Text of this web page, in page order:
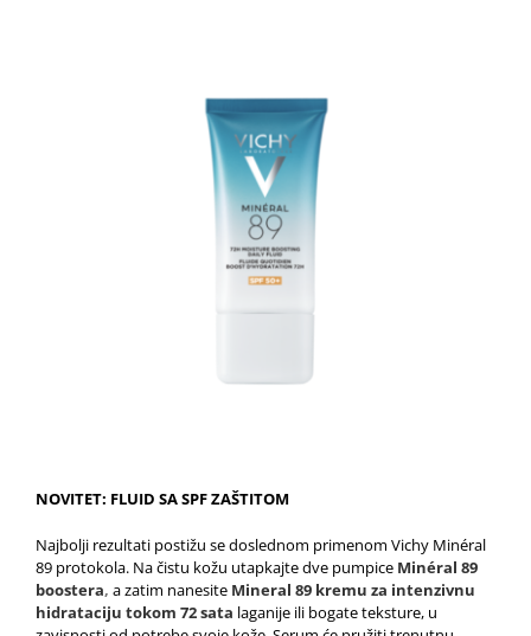
NOVITET: FLUID SA SPF ZAŠTITOM
Najbolji rezultati postižu se doslednom primenom Vichy Minéral
89 protokola. Na čistu kožu utapkajte dve pumpice Minéral 89
boostera, a zatim nanesite Mineral 89 kremu za intenzivnu
hidrataciju tokom 72 sata laganije ili bogate teksture, u